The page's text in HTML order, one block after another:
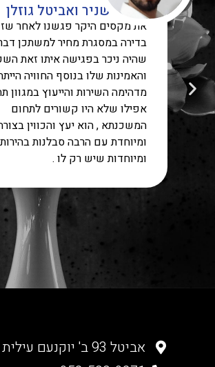
שניר ואביטל גוזלן
את מקסים היקר פגשנו לאחר
בדירה במסגרת מחיר למשתכן
שהיה ניכר בפגישה איתו זאת
והאמינות שלו בנוסף החוויה
מדהימה השירות והייעוץ במגוון
אפילו שלא היו קשורים לתחום
המשכנתא , הוא יעץ והכווין
ומיוחדת עם הרבה סבלנות בהירות
ומיוחדות שיש רק לו .
אביטל 93 ב' יוקנעם עילית